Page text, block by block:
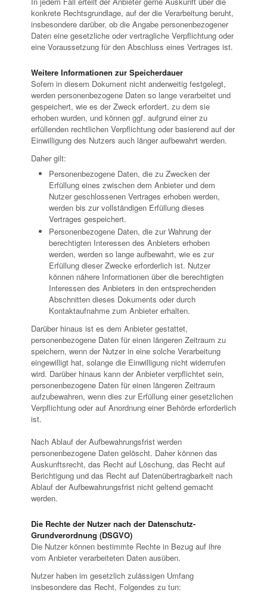
konkrete Rechtsgrundlage, auf der die Verarbeitung beruht,
insbesondere darüber, ob die Angabe personenbezogener
Daten eine gesetzliche oder vertragliche Verpflichtung oder
eine Voraussetzung für den Abschluss eines Vertrages ist.
Weitere Informationen zur Speicherdauer
Sofern in diesem Dokument nicht anderweitig festgelegt,
werden personenbezogene Daten so lange verarbeitet und
gespeichert, wie es der Zweck erfordert, zu dem sie
erhoben wurden, und können ggf. aufgrund einer zu
erfüllenden rechtlichen Verpflichtung oder basierend auf der
Einwilligung des Nutzers auch länger aufbewahrt werden.
Daher gilt:
Personenbezogene Daten, die zu Zwecken der
Erfüllung eines zwischen dem Anbieter und dem
Nutzer geschlossenen Vertrages erhoben werden,
werden bis zur vollständigen Erfüllung dieses
Vertrages gespeichert.
Personenbezogene Daten, die zur Wahrung der
berechtigten Interessen des Anbieters erhoben
werden, werden so lange aufbewahrt, wie es zur
Erfüllung dieser Zwecke erforderlich ist. Nutzer
können nähere Informationen über die berechtigten
Interessen des Anbieters in den entsprechenden
Abschnitten dieses Dokuments oder durch
Kontaktaufnahme zum Anbieter erhalten.
Darüber hinaus ist es dem Anbieter gestattet,
personenbezogene Daten für einen längeren Zeitraum zu
speichern, wenn der Nutzer in eine solche Verarbeitung
eingewilligt hat, solange die Einwilligung nicht widerrufen
wird. Darüber hinaus kann der Anbieter verpflichtet sein,
personenbezogene Daten für einen längeren Zeitraum
aufzubewahren, wenn dies zur Erfüllung einer gesetzlichen
Verpflichtung oder auf Anordnung einer Behörde erforderlich
ist.
Nach Ablauf der Aufbewahrungsfrist werden
personenbezogene Daten gelöscht. Daher können das
Auskunftsrecht, das Recht auf Löschung, das Recht auf
Berichtigung und das Recht auf Datenübertragbarkeit nach
Ablauf der Aufbewahrungsfrist nicht geltend gemacht
werden.
Die Rechte der Nutzer nach der Datenschutz-
Grundverordnung (DSGVO)
Die Nutzer können bestimmte Rechte in Bezug auf ihre
vom Anbieter verarbeiteten Daten ausüben.
Nutzer haben im gesetzlich zulässigen Umfang
insbesondere das Recht, Folgendes zu tun: